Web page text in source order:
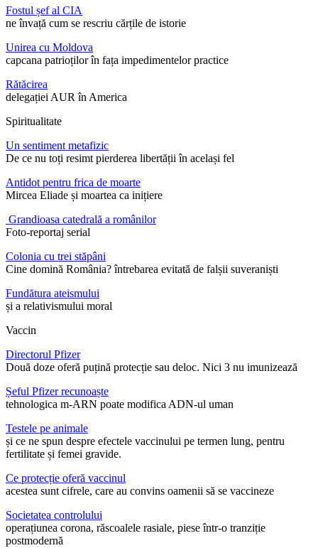
Fostul șef al CIA
ne învață cum se rescriu cărțile de istorie
Unirea cu Moldova
capcana patrioților în fața impedimentelor practice
Rătăcirea
delegației AUR în America
Spiritualitate
Un sentiment metafizic
De ce nu toți resimt pierderea libertății în același fel
Antidot pentru frica de moarte
Mircea Eliade și moartea ca inițiere
Grandioasa catedrală a românilor
Foto-reportaj serial
Colonia cu trei stăpâni
Cine domină România? întrebarea evitată de falșii suveraniști
Fundătura ateismului
și a relativismului moral
Vaccin
Directorul Pfizer
Două doze oferă puțină protecție sau deloc. Nici 3 nu imunizează
Șeful Pfizer recunoaște
tehnologica m-ARN poate modifica ADN-ul uman
Testele pe animale
și ce ne spun despre efectele vaccinului pe termen lung, pentru
fertilitate și femei gravide.
Ce protecție oferă vaccinul
acestea sunt cifrele, care au convins oamenii să se vaccineze
Societatea controlului
operațiunea corona, răscoalele rasiale, piese într-o tranziție
postmodernă